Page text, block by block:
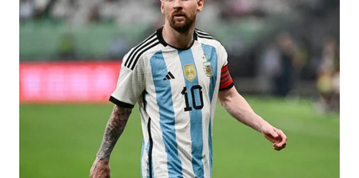
KARAWANG
WN
BEKASI
WN